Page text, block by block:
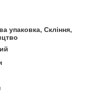
упаковка, Скління,